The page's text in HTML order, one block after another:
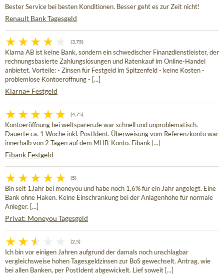
Bester Service bei besten Konditionen. Besser geht es zur Zeit nicht!
Renault Bank Tagesgeld
(3,75)
Klarna AB ist keine Bank, sondern ein schwedischer Finanzdienstleister, der
rechnungsbasierte Zahlungslösungen und Ratenkauf im Online-Handel
anbietet. Vorteile: - Zinsen für Festgeld im Spitzenfeld - keine Kosten -
problemlose Kontoeröffnung - [...]
Klarna+ Festgeld
(4,75)
Kontoeröffnung bei weltsparen.de war schnell und unproblematisch.
Dauerte ca. 1 Woche inkl. PostIdent. Überweisung vom Referenzkonto war
innerhalb von 2 Tagen auf dem MHB-Konto. Fibank [...]
Fibank Festgeld
(5)
Bin seit 1Jahr bei moneyou und habe noch 1,6% für ein Jahr angelegt. Eine
Bank ohne Haken. Keine Einschränkung bei der Anlagenhöhe für normale
Anleger. [...]
Privat: Moneyou Tagesgeld
(2,5)
Ich bin vor einigen Jahren aufgrund der damals noch unschlagbar
vergleichsweise hohen Tagesgeldzinsen zur BoS gewechselt. Antrag, wie
bei allen Banken, per PostIdent abgewickelt. Lief soweit [...]